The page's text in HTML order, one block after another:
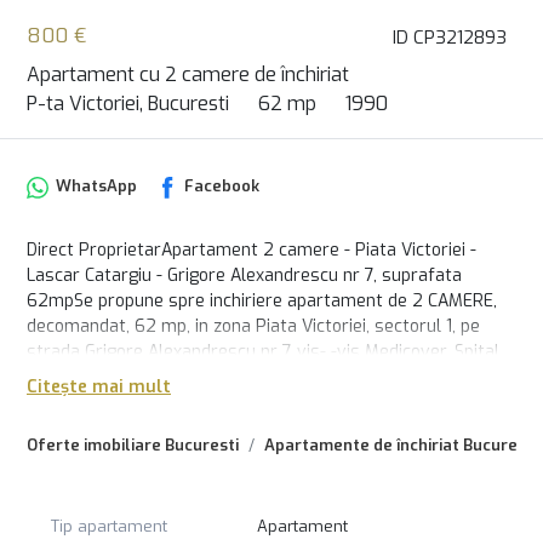
ID CP3212893
800 €
Apartament cu 2 camere de închiriat
P-ta Victoriei, Bucuresti
62 mp 1990
Oferte imobiliare Bucuresti Apartamente de închiriat Bucuresti
WhatsApp Facebook
Direct ProprietarApartament 2 camere - Piata Victoriei -
Lascar Catargiu - Grigore Alexandrescu nr 7, suprafata
62mpSe propune spre inchiriere apartament de 2 CAMERE,
decomandat, 62 mp, in zona Piata Victoriei, sectorul 1, pe
strada Grigore Alexandrescu nr 7 vis- -vis Medicover, Spital
Grigore Alexandrescu, HotNewsAccesul la locatie se poate
realize din Bulevardul Lascar Catargiu, bulevardul Iancu de
atat spatiului de lucru birouri cat si spatiului de
utilat, cu finisaje de cea mai buna calitate. Dispune de loc de
Citește mai mult
Tip apartament Apartament